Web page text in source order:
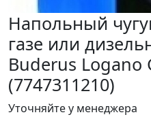
Напольный
газе или
Buderus Logano
(7747311210)
Уточняйте у менеджера